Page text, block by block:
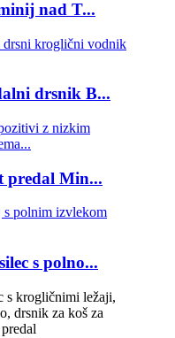
nad T...
drsnik B...
predal Min...
s polno...